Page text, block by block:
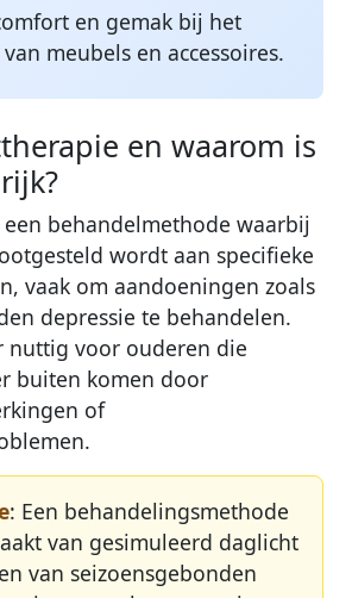
en gemak bij het
meubels en accessoires.
en waarom is
behandelmethode waarbij
wordt aan specifieke
vaak om aandoeningen zoals
depressie te behandelen.
nuttig voor ouderen die
buiten komen door
of
: Een behandelingsmethode
van gesimuleerd daglicht
van seizoensgebonden